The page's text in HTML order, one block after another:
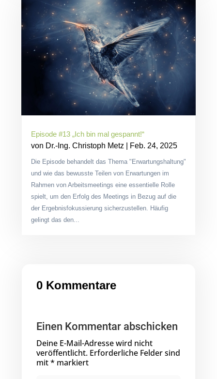
Episode #13 „Ich bin mal gespannt!“
von Dr.-Ing. Christoph Metz Feb. 24, 2025
Die Episode behandelt das Thema "Erwartungshaltung"
und wie das bewusste Teilen von Erwartungen im
Rahmen von Arbeitsmeetings eine essentielle Rolle
spielt, um den Erfolg des Meetings in Bezug auf die
der Ergebnisfokussierung sicherzustellen. Häufig
gelingt das den...
0 Kommentare
Einen Kommentar abschicken
Deine E-Mail-Adresse wird nicht
veröffentlicht. Erforderliche Felder sind
mit* markiert